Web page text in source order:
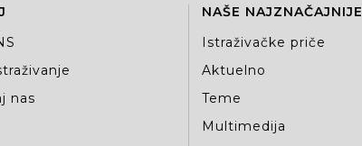
nas
NAŠE NAJZNAČAJNIJE
Istraživačke priče
Aktuelno
Teme
Multimedija